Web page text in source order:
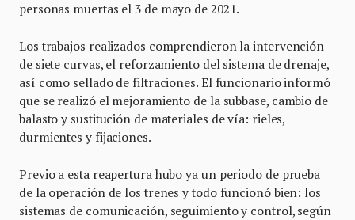
personas muertas el 3 de mayo de 2021.
Los trabajos realizados comprendieron la intervención
de siete curvas, el reforzamiento del sistema de drenaje,
así como sellado de filtraciones. El funcionario informó
que se realizó el mejoramiento de la subbase, cambio de
balasto y sustitución de materiales de vía: rieles,
durmientes y fijaciones.
Previo a esta reapertura hubo ya un periodo de prueba
de la operación de los trenes y todo funcionó bien: los
sistemas de comunicación, seguimiento y control, según